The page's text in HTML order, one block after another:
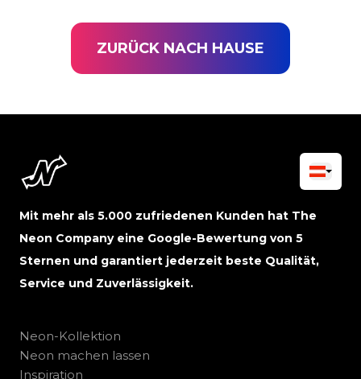
ZURÜCK NACH HAUSE
Mit mehr als 5.000 zufriedenen Kunden hat The
Neon Company eine Google-Bewertung von 5
Sternen und garantiert jederzeit beste Qualität,
Service und Zuverlässigkeit.
Neon-Kollektion
Neon machen lassen
Inspiration